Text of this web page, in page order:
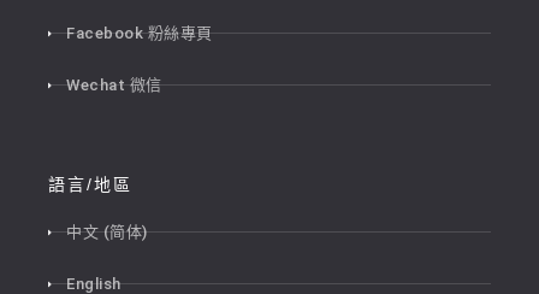
Facebook 粉絲專頁
Wechat 微信
語言/地區
中文 (简体)
English